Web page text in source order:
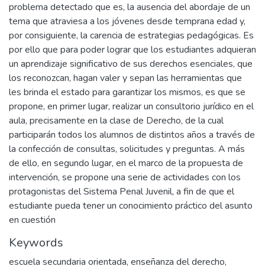
problema detectado que es, la ausencia del abordaje de un
tema que atraviesa a los jóvenes desde temprana edad y,
por consiguiente, la carencia de estrategias pedagógicas. Es
por ello que para poder lograr que los estudiantes adquieran
un aprendizaje significativo de sus derechos esenciales, que
los reconozcan, hagan valer y sepan las herramientas que
les brinda el estado para garantizar los mismos, es que se
propone, en primer lugar, realizar un consultorio jurídico en el
aula, precisamente en la clase de Derecho, de la cual
participarán todos los alumnos de distintos años a través de
la confección de consultas, solicitudes y preguntas. A más
de ello, en segundo lugar, en el marco de la propuesta de
intervención, se propone una serie de actividades con los
protagonistas del Sistema Penal Juvenil, a fin de que el
estudiante pueda tener un conocimiento práctico del asunto
en cuestión
Keywords
escuela secundaria orientada, enseñanza del derecho,